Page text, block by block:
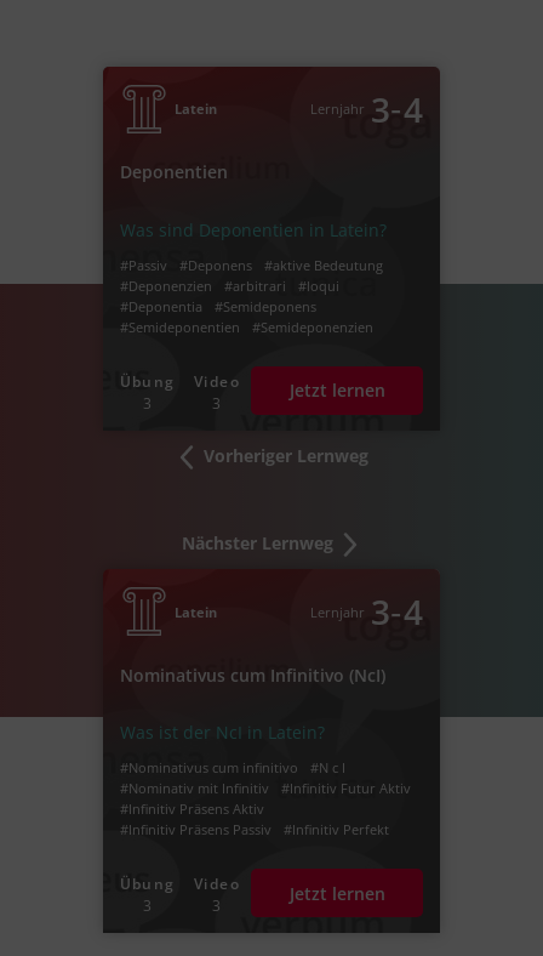
Vorheriger Lernweg
Latein Lernjahr 3‐4
Deponentien
Was sind Deponentien in Latein?
#Passiv #Deponens
#aktive Bedeutung
#Deponenzien
#arbitrari
#loqui
#Deponentia
#Semideponens
#Semideponentien
#Semideponenzien
Übung
3
Video
3
Jetzt lernen
Nächster Lernweg
Latein Lernjahr 3‐4
Nominativus cum Infinitivo (NcI)
Was ist der NcI in Latein?
#Nominativus cum infinitivo
#N c I
#Nominativ mit Infinitiv
#Infinitiv Futur Aktiv
#Infinitiv Präsens Aktiv
#Infinitiv Präsens Passiv
#Infinitiv Perfekt
#Infinitiv der Gleichzeitigkeit
#Infinitiv der Vorzeitigkeit
#Infinitiv der Nachzeitigkeit
Übung
3
Video
3
Jetzt lernen